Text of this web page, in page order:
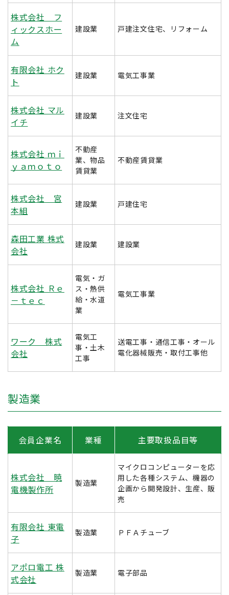
株式会社 フ
ィックスホー
ム
建設業 戸建注文住宅、リフォーム
有限会社 ホク
ト
建設業 電気工事業
株式会社 マル
イチ
建設業 注文住宅
株式会社 ｍｉ
ｙａｍｏｔｏ
不動産
業、物品
賃貸業
不動産賃貸業
株式会社 宮
本組
建設業 戸建住宅
森田工業 株式
会社
建設業 建設業
株式会社 Ｒｅ
－ｔｅｃ
電気・ガ
ス・熱供
給・水道
業
電気工事業
ワーク 株式
会社
電気工
事・土木
工事
送電工事・通信工事・オール
電化器械販売・取付工事他
製造業
会員企業名 業種 主要取扱品目等
株式会社 暁
電機製作所
製造業
マイクロコンピューターを応
用した各種システム、機器の
企画から開発設計、生産、販
売
有限会社 東電
子
製造業 ＰＦＡチューブ
アポロ電工 株
式会社
製造業 電子部品